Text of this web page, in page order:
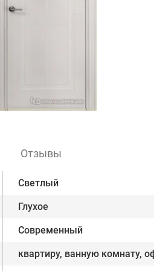
Отзывы
Светлый
Глухое
Современный
квартиру, ванную комнату,